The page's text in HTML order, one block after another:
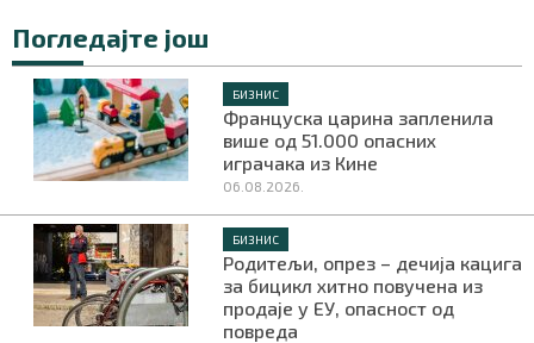
Погледајте још
БИЗНИС
Француска царина запленила
више од 51.000 опасних
играчака из Кине
06.08.2026.
БИЗНИС
Родитељи, опрез – дечија кацига
за бицикл хитно повучена из
продаје у ЕУ, опасност од
повреда